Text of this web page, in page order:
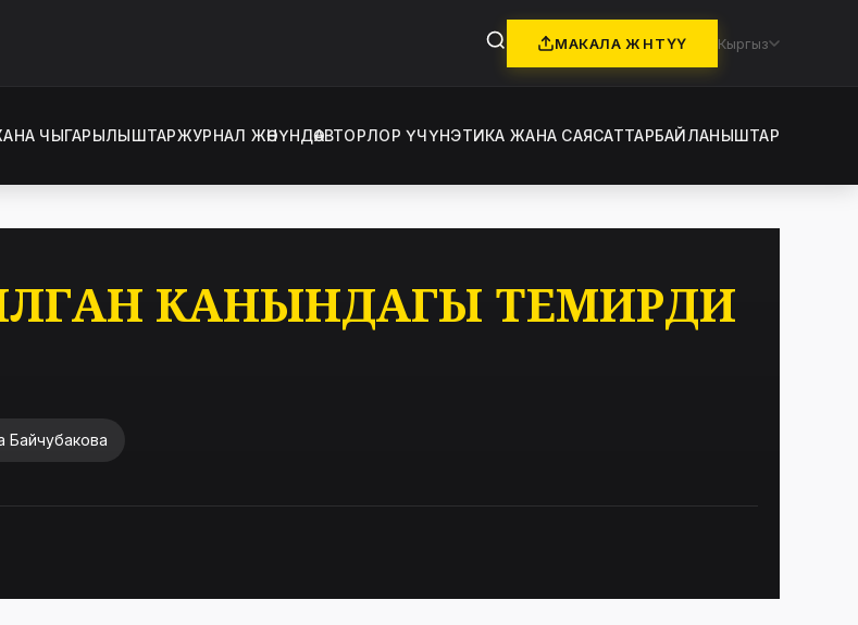
МАКАЛА ЖӨНӨТҮҮ Кыргыз
ЧЫГАРЫЛЫШТАРЖУРНАЛ ЖӨНҮНДӨАВТОРЛОР ҮЧҮНЭТИКА ЖАНА САЯСАТТАРБАЙЛАНЫШТАР
КАНЫНДАГЫ ТЕМИРДИ
Байчубакова